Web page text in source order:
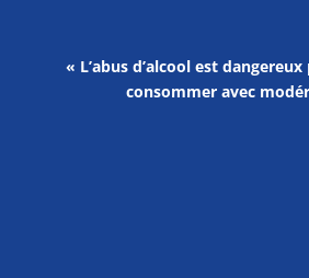
« L’abus d’alcool est
consommer avec